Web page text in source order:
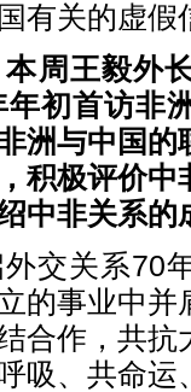
有关的虚假
周王毅外
初首访非
洲与中国的
积极评价中
中非关系的
交关系70
的事业中
合作，共抗
吸、共命